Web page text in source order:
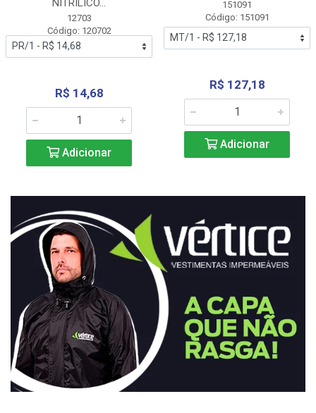
NITRÍLICO...
12703
Código: 120702
R$ 14,68
Adicionar
151091
Código: 151091
R$ 127,18
Adicionar